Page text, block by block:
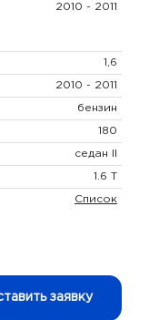
2010 - 2011
1,6
2010 - 2011
бензин
180
седан II
1.6 T
Список
заявку